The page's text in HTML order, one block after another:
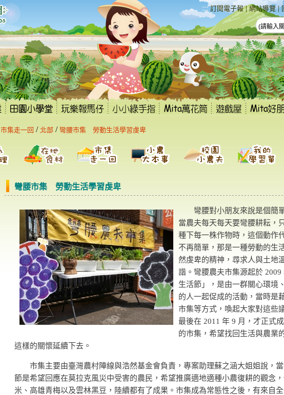
::: 訂閱電子報 |網站導覽 |
市集走一回 / 北部 / 彎腰市集 勞動生活學習虔卑
彎腰市集 勞動生活學習虔卑
彎腰對小朋友來說是個簡
當農夫每天每天要彎腰耕耘，
種下每一株作物時，這個動作
不再簡單，那是一種勞動的生
然虔卑的精神，尋求人與土地
諧。彎腰農夫市集源起於 2009
生活節」，是由一群關心環境
的人一起促成的活動，當時是
市集等方式，喚起大家對這些
最後在 2011 年 9 月，才正式
的市集，希望找回生活與農業
這樣的關懷延續下去。
市集主要由臺灣農村陣線與浩然基金會負責，專案助理蘇之涵大姐姐說，
節是希望回應在莫拉克風災中受害的農民，希望推廣適地適種小農復耕的觀念
米、高雄青梅以及雲林黑豆，陸續都有了成果。市集成為常態性之後，有來自